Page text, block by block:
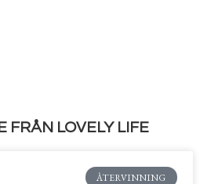
FRÅN LOVELY LIFE
ÅTERVINNING